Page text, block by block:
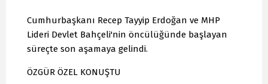
Cumhurbaşkanı Recep Tayyip Erdoğan ve MHP
Lideri Devlet Bahçeli'nin öncülüğünde başlayan
süreçte son aşamaya gelindi.
ÖZGÜR ÖZEL KONUŞTU